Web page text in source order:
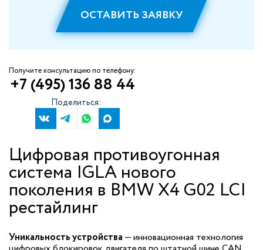
ОСТАВИТЬ ЗАЯВКУ
Получите консультацию по телефону:
+7 (495) 136 88 44
Поделиться:
Цифровая противоугонная
система IGLA нового
поколения в BMW X4 G02 LCI
рестайлинг
Уникальность устройства — инновационная технология